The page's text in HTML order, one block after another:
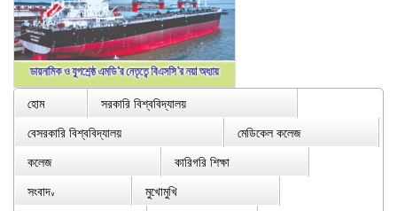
হোম
সরকারি বিশ্ববিদ্যালয়
বেসরকারি বিশ্ববিদ্যালয়
মেডিকেল কলেজ
কলেজ
কারিগরি শিক্ষা
সংবাদ∨
মুখোমুখি